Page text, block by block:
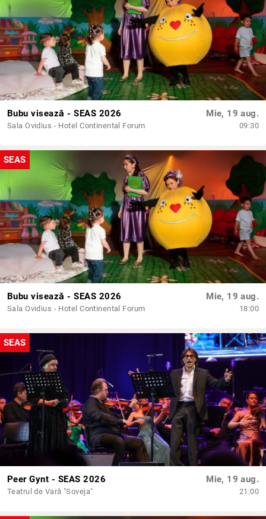
Bubu visează - SEAS 2026
Sala Ovidius - Hotel Continental Forum
Mie, 19 aug.
09:30
SEAS
Bubu visează - SEAS 2026
Sala Ovidius - Hotel Continental Forum
Mie, 19 aug.
18:00
SEAS
Peer Gynt - SEAS 2026
Teatrul de Vară "Soveja"
Mie, 19 aug.
21:00